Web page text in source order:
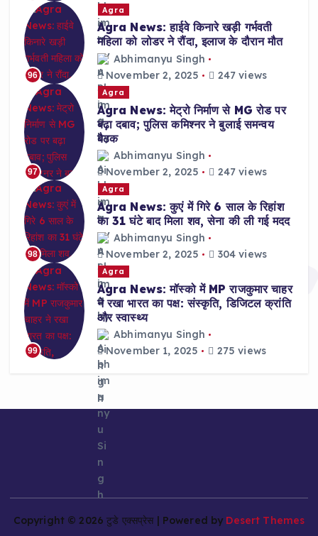
96
Agra
Agra News: हाईवे किनारे खड़ी गर्भवती
महिला को लोडर ने रौंदा, इलाज के दौरान मौत
Abhimanyu Singh
November 2, 2025
247 views
97
Agra
Agra News: मेट्रो निर्माण से MG रोड पर
बढ़ा दबाव; पुलिस कमिश्नर ने बुलाई समन्वय
बैठक
Abhimanyu Singh
November 2, 2025
247 views
98
Agra
Agra News: कुएं में गिरे 6 साल के रिहांश
का 31 घंटे बाद मिला शव, सेना की ली गई मदद
Abhimanyu Singh
November 2, 2025
304 views
99
Agra
Agra News: मॉस्को में MP राजकुमार चाहर
ने रखा भारत का पक्ष: संस्कृति, डिजिटल क्रांति
और स्वास्थ्य
Abhimanyu Singh
November 1, 2025
275 views
Copyright © 2026 टुडे एक्सप्रेस | Powered by Desert Themes